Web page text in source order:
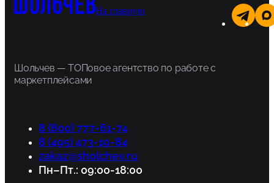
На главную
Шольчев — ТОПовое агентство по работе с
маркетплейсами
8 (800) 777-61-74
8 (495) 473-19-84
zakaz@sholchev.ru
Пн–Пт.: 09:00-18:00